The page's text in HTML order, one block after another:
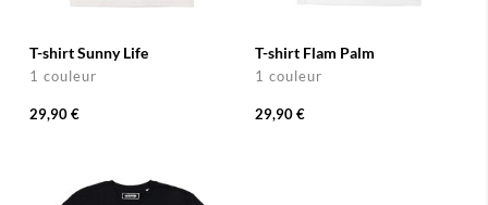
T-shirt Sunny Life
1 couleur
29,90 €
T-shirt Flam Palm
1 couleur
29,90 €